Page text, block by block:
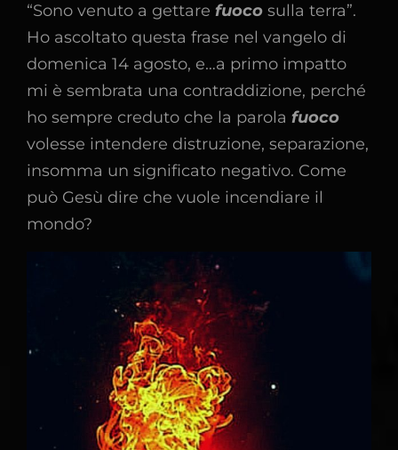
“Sono venuto a gettare fuoco sulla terra”.
Ho ascoltato questa frase nel vangelo di
domenica 14 agosto, e…a primo impatto
mi è sembrata una contraddizione, perché
ho sempre creduto che la parola fuoco
volesse intendere distruzione, separazione,
insomma un significato negativo. Come
può Gesù dire che vuole incendiare il
mondo?